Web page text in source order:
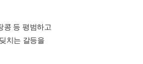
콩 등 평범하고
치는 갈등을